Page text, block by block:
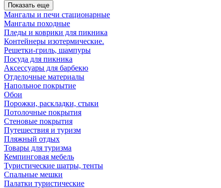
Показать еще
Мангалы и печи стационарные
Мангалы походные
Пледы и коврики для пикника
Контейнеры изотермические.
Решетки-гриль, шампуры
Посуда для пикника
Аксессуары для барбекю
Отделочные материалы
Напольное покрытие
Обои
Порожки, раскладки, стыки
Потолочные покрытия
Стеновые покрытия
Путешествия и туризм
Пляжный отдых
Товары для туризма
Кемпинговая мебель
Туристические шатры, тенты
Спальные мешки
Палатки туристические